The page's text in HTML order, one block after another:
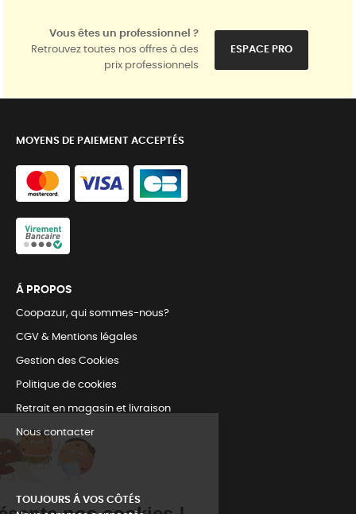
Vous êtes un professionnel ?
Retrouvez toutes nos offres à des
prix professionnels
ESPACE PRO
MOYENS DE PAIEMENT ACCEPTÉS
Á PROPOS
Coopazur, qui sommes-nous?
CGV & Mentions légales
Gestion des Cookies
Politique de cookies
Retrait en magasin et livraison
Nous contacter
TOUJOURS Á VOS CÔTÉS